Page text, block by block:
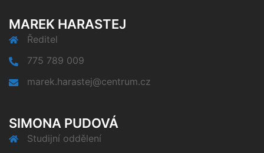
MAREK HARASTEJ
Ředitel
775 789 009
marek.harastej@centrum.cz
SIMONA PUDOVÁ
Studijní oddělení